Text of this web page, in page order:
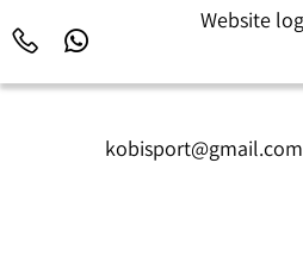
kobisport@gmail.com